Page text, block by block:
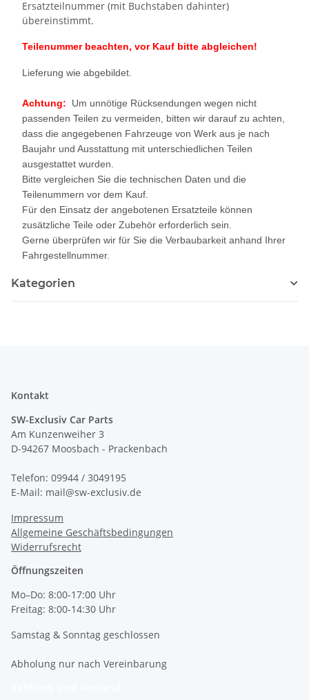
Ersatzteilnummer (mit Buchstaben dahinter)
übereinstimmt.
Teilenummer beachten, vor Kauf bitte abgleichen!
Lieferung wie abgebildet.
Achtung: Um unnötige Rücksendungen wegen nicht
passenden Teilen zu vermeiden, bitten wir darauf zu achten,
dass die angegebenen Fahrzeuge von Werk aus je nach
Baujahr und Ausstattung mit unterschiedlichen Teilen
ausgestattet wurden.
Bitte vergleichen Sie die technischen Daten und die
Teilenummern vor dem Kauf.
Für den Einsatz der angebotenen Ersatzteile können
zusätzliche Teile oder Zubehör erforderlich sein.
Gerne überprüfen wir für Sie die Verbaubarkeit anhand Ihrer
Fahrgestellnummer.
Kategorien
Kontakt
SW-Exclusiv Car Parts
Am Kunzenweiher 3
D-94267 Moosbach - Prackenbach
Telefon: 09944 / 3049195
E-Mail: mail@sw-exclusiv.de
Impressum
Allgemeine Geschäftsbedingungen
Widerrufsrecht
Öffnungszeiten
Mo–Do: 8:00-17:00 Uhr
Freitag: 8:00-14:30 Uhr
Samstag & Sonntag geschlossen
Abholung nur nach Vereinbarung